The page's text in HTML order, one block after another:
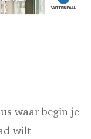
waar begin je
wilt